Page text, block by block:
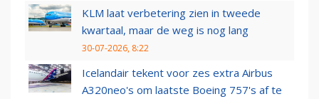
KLM laat verbetering zien in tweede
kwartaal, maar de weg is nog lang
30-07-2026, 8:22
Icelandair tekent voor zes extra Airbus
A320neo's om laatste Boeing 757's af te